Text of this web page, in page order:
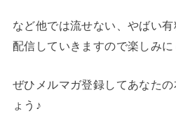
など他では流せない、やばい
配信していきますので楽しみに
ぜひメルマガ登録してあなた
ょう♪